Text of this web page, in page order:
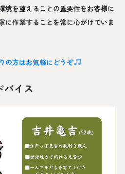
境を整えることの重要性をお客様に
に作業することを常に心がけていま
の方はお気軽にどうぞ
バイス